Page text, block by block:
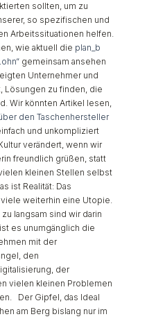
sollten, um zu
so spezifischen und
Arbeitssituationen helfen.
wie aktuell die plan_b
gemeinsam ansehen
Unternehmer und
Lösungen zu finden, die
Wir könnten Artikel lesen,
den Taschenhersteller
und unkompliziert
verändert, wenn wir
freundlich grüßen, statt
kleinen Stellen selbst
ist Realität: Das
weiterhin eine Utopie.
langsam sind wir darin
es unumgänglich die
mit der
den
der
vielen kleinen Problemen
Der Gipfel, das Ideal
am Berg bislang nur im